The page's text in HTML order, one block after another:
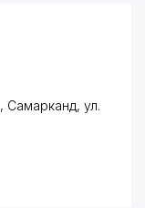
Самарканд, ул.